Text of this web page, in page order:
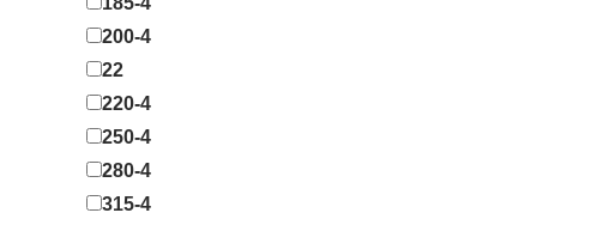
200-4
22
220-4
250-4
280-4
315-4